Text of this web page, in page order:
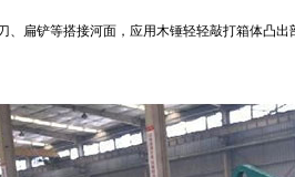
扁铲等搭接河面，应用木锤轻轻敲打箱体凸出